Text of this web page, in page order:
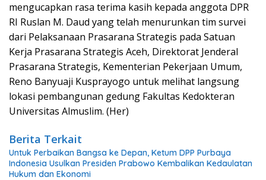
mengucapkan rasa terima kasih kepada anggota DPR
RI Ruslan M. Daud yang telah menurunkan tim survei
dari Pelaksanaan Prasarana Strategis pada Satuan
Kerja Prasarana Strategis Aceh, Direktorat Jenderal
Prasarana Strategis, Kementerian Pekerjaan Umum,
Reno Banyuaji Kusprayogo untuk melihat langsung
lokasi pembangunan gedung Fakultas Kedokteran
Universitas Almuslim. (Her)
Berita Terkait
Untuk Perbaikan Bangsa ke Depan, Ketum DPP Purbaya
Indonesia Usulkan Presiden Prabowo Kembalikan Kedaulatan
Hukum dan Ekonomi